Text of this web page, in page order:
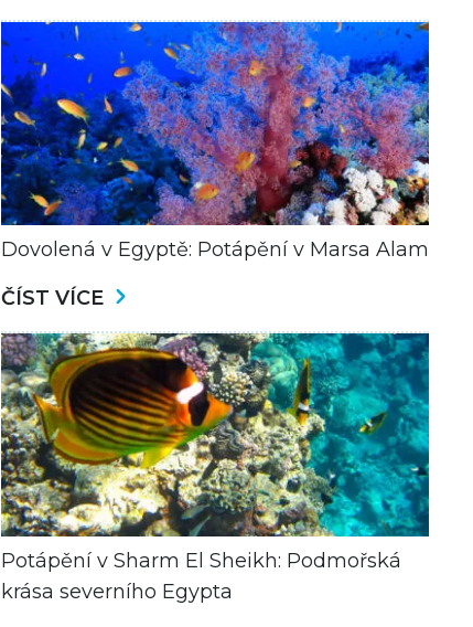
Dovolená v Egyptě: Potápění v Marsa Alam
ČÍST VÍCE
Potápění v Sharm El Sheikh: Podmořská
krása severního Egypta